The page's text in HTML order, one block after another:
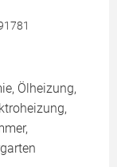
Ölheizung,